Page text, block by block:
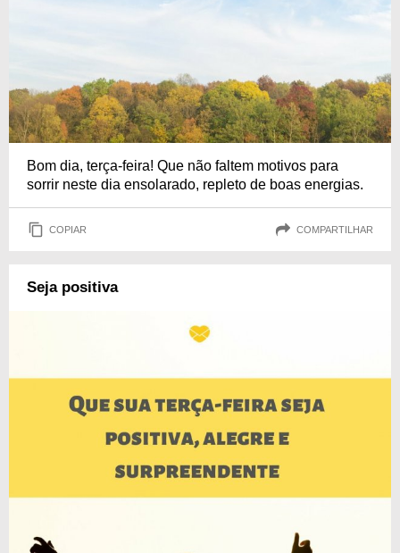
Bom dia, terça-feira! Que não faltem motivos para
sorrir neste dia ensolarado, repleto de boas energias.
COPIAR COMPARTILHAR
Seja positiva